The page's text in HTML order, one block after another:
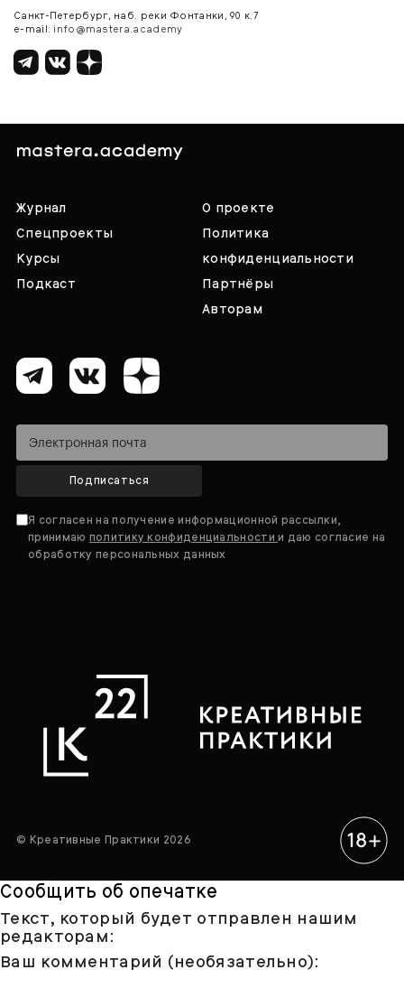
Санкт-Петербург, наб. реки Фонтанки, 90 к.7
e-mail: info@mastera.academy
Журнал
Спецпроекты
Курсы
Подкаст
О проекте
Политика
конфиденциальности
Партнёры
Авторам
Подписаться
Я согласен на получение информационной рассылки,
принимаю политику конфиденциальностии даю согласие на
обработку персональных данных
© Креативные Практики 2026
Сообщить об опечатке
Текст, который будет отправлен нашим
редакторам:
Ваш комментарий (необязательно):